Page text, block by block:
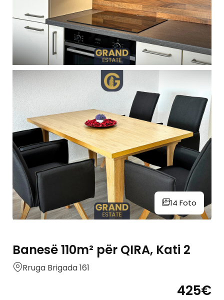
14 Foto
Banesë 110m² për QIRA, Kati 2
Rruga Brigada 161
425€